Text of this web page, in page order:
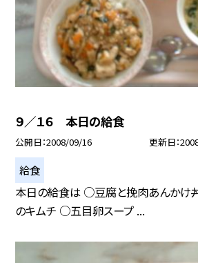
９／１６ 本日の給食
公開日 2008/09/16 更新日
給食
本日の給食は ○豆腐と挽肉あんかけ
のキムチ ○五目卵スープ ...